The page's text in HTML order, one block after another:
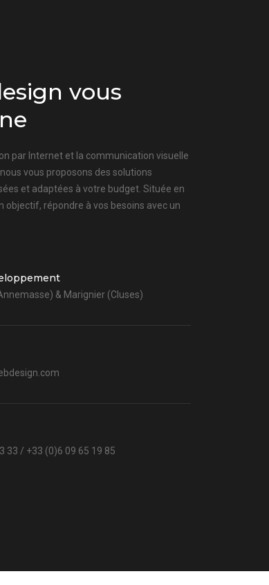
vous
par Internet et la communication visuelle
vous proposons des solutions
et adaptées à votre budget. Située en
objectif, répondre à vos besoins avec un
& Marignier (Cluses)
33 / +33 (0)6 09 65 19 85